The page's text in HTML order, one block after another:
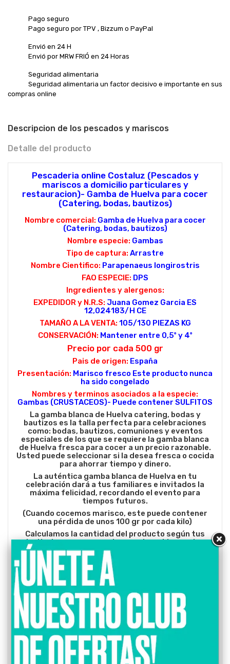
Pago seguro
Pago seguro por TPV , Bizzum o PayPal
Envió en 24 H
Envió por MRW FRIÓ en 24 Horas
Seguridad alimentaria
Seguridad alimentaria un factor decisivo e importante en sus
compras online
Descripcion de los pescados y mariscos
Detalle del producto
Pescaderia online Costaluz (Pescados y
mariscos a domicilio particulares y
restauracion)- Gamba de Huelva para cocer
(Catering, bodas, bautizos)
Nombre comercial: Gamba de Huelva para cocer
(Catering, bodas, bautizos)
Nombre especie: Gambas
Tipo de captura: Arrastre
Nombre Cientifico: Parapenaeus longirostris
FAO ESPECIE: DPS
Ingredientes y alergenos:
EXPEDIDOR y N.R.S: Juana Gomez Garcia ES
12,024183/H CE
TAMAÑO A LA VENTA: 105/130 PIEZAS KG
CONSERVACIÓN: Mantener entre 0,5º y 4º
Precio por cada 500 gr
Pais de origen: España
Presentación: Marisco fresco Este producto nunca
ha sido congelado
Nombres y terminos asociados a la especie:
Gambas (CRUSTACEOS)- Puede contener SULFITOS
La gamba blanca de Huelva catering, bodas y
bautizos es la talla perfecta para celebraciones
como: bodas, bautizos, comuniones y eventos
especiales de los que se requiere la gamba blanca
de Huelva fresca para cocer a un precio razonable.
Usted puede seleccionar si la desea fresca o cocida
para ahorrar tiempo y dinero.
La auténtica gamba blanca de Huelva en tu
celebración dará a tus familiares e invitados la
máxima felicidad, recordando el evento para
tiempos futuros.
(Cuando cocemos marisco, este puede contener
una pérdida de unos 100 gr por cada kilo)
Calculamos la cantidad del producto según tus
invitados, para que no te excedas, ni te quedes
corto, la cantidad perfecta para tu boda, bautizo,
comunión o Catering.
Si usted es particular, los precios expuestos son
para usted, si necesitas adquirir más cantidad en
nuestra tabla de precios, puedes consultar las
ofertas que tenemos para usted.
Si usted se dedica al mundo de la restauración o
canal HORECA, somos el distribuidor que buscas.
Seriedad, compromiso y calidad son nuestras
siglas de identidad.
Cocción gratuita para nuestros clientes.